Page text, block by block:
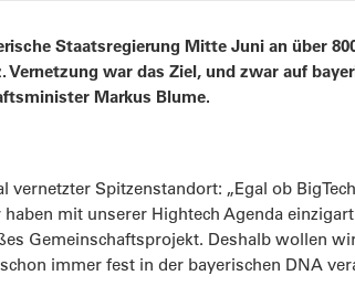
Staatsregierung Mitte Juni an über
war das Ziel, und zwar auf
Markus Blume.
Spitzenstandort: „Egal ob
mit unserer Hightech Agenda
Gemeinschaftsprojekt. Deshalb wollen
immer fest in der bayerischen DNA